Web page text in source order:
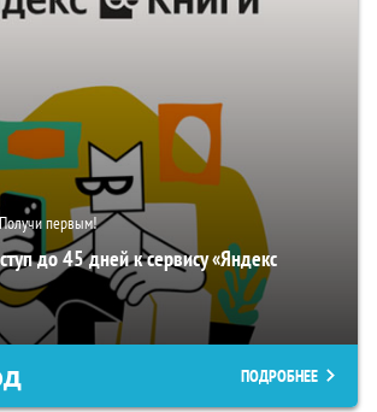
Получи первым!
до 45 дней к сервису «Яндекс
ПОДРОБНЕЕ